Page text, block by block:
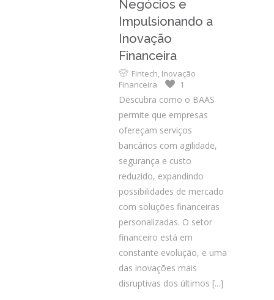
Negócios e
Impulsionando a
Inovação
Financeira
Fintech, Inovação
Financeira
1
Descubra como o BAAS
permite que empresas
ofereçam serviços
bancários com agilidade,
segurança e custo
reduzido, expandindo
possibilidades de mercado
com soluções financeiras
personalizadas. O setor
financeiro está em
constante evolução, e uma
das inovações mais
disruptivas dos últimos [...]